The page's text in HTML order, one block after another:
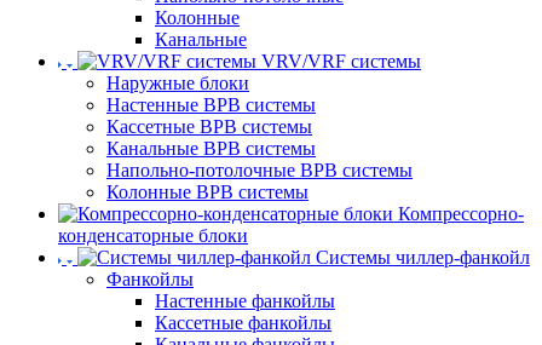
Колонные
Канальные
VRV/VRF системы
Наружные блоки
Настенные ВРВ системы
Кассетные ВРВ системы
Канальные ВРВ системы
Напольно-потолочные ВРВ системы
Колонные ВРВ системы
Компрессорно-
конденсаторные блоки
Системы чиллер-фанкойл
Фанкойлы
Настенные фанкойлы
Кассетные фанкойлы